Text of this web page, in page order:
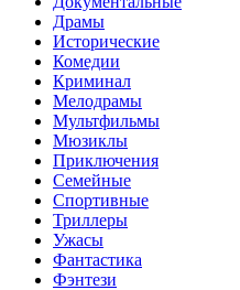
Драмы
Исторические
Комедии
Криминал
Мелодрамы
Мультфильмы
Мюзиклы
Приключения
Семейные
Спортивные
Триллеры
Ужасы
Фантастика
Фэнтези